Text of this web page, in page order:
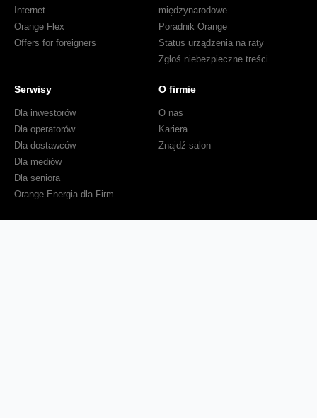
–
konkurs
Internet
Orange Flex
Offers for foreigners
międzynarodowe
Poradnik Orange
Status urządzenia na raty
Zgłoś niebezpieczne treści
Serwisy
Dla inwestorów
Dla operatorów
Dla dostawców
Dla mediów
Dla seniora
Orange Energia dla Firm
O firmie
O nas
Kariera
Znajdź salon